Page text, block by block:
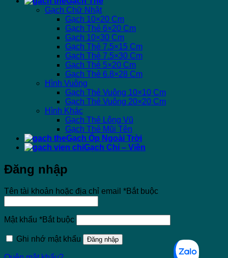
Gạch Chữ Nhật
Gạch 10×20 Cm
Gạch Thẻ 6×20 Cm
Gạch 10×30 Cm
Gạch Thẻ 7.5×15 Cm
Gạch Thẻ 7.5×30 Cm
Gạch Thẻ 5×20 Cm
Gạch Thẻ 6.8×28 Cm
Hình Vuông
Gạch Thẻ Vuông 10×10 Cm
Gạch Thẻ Vuông 20×20 Cm
Hình Khác
Gạch Thẻ Lông Vũ
Gạch Thẻ Mũi Tên
Gạch Ốp Ngoài Trời
Gạch Chỉ – Viền
Đăng nhập
Tên tài khoản hoặc địa chỉ email *Bắt buộc
Mật khẩu *Bắt buộc
Ghi nhớ mật khẩu Đăng nhập